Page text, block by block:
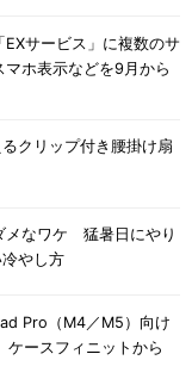
サービス」に複数のサ
ホ表示などを9月から
クリップ付き腰掛け扇
メなワケ 猛暑日にやり
やし方
Pro（M4／M5）向け
ースフィニットから